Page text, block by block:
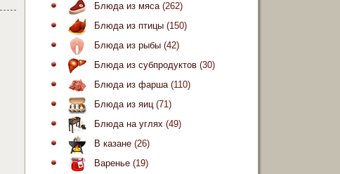
Блюда из мяса(262)
Блюда из птицы (150)
Блюда из рыбы (42)
Блюда из субпродуктов (30)
Блюда из фарша(110)
Блюда из яиц(71)
Блюда на углях (49)
В казане (26)
Варенье (19)